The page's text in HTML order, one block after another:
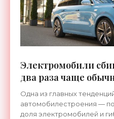
Электромобили
два раза чаще
«Электромобили»
Одна из главных
автомобилестроения —
доля электромобилей и